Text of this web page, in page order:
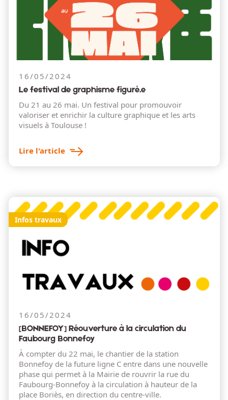
16/05/2024
Le festival de graphisme figuré.e
Du 21 au 26 mai. Un festival pour promouvoir
valoriser et enrichir la culture graphique et les arts
visuels à Toulouse !
Lire l'article
Infos travaux
16/05/2024
[BONNEFOY] Réouverture à la circulation du
Faubourg Bonnefoy
À compter du 22 mai, le chantier de la station
Bonnefoy de la future ligne C entre dans une nouvelle
phase qui permet à la Mairie de rouvrir la rue du
Faubourg-Bonnefoy à la circulation à hauteur de la
place Boriès, en direction du centre-ville.